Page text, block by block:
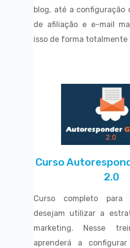
blog, até a configuração
de afiliação e e-mail
isso de forma totalmente
Curso
2.0
Curso completo para
desejam utilizar a
marketing. Nesse
aprenderá a